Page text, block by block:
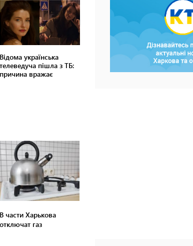
В части Харькова
отключат газ